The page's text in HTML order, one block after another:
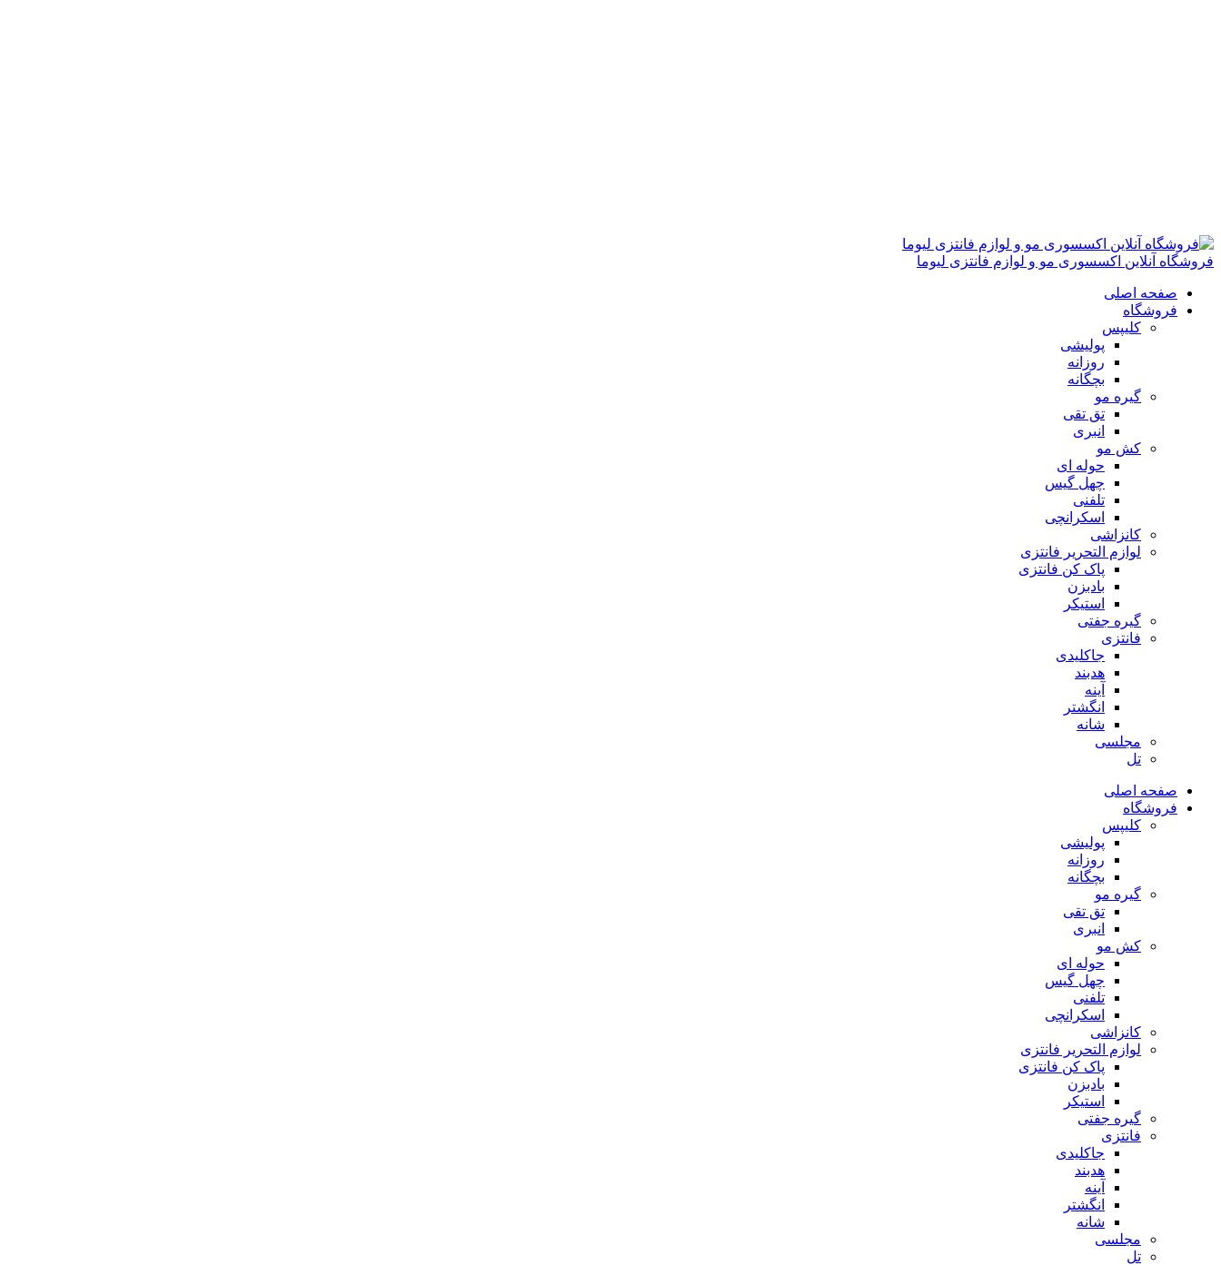
فروشگاه آنلاین اکسسوری مو و لوازم فانتزی لیوما
صفحه اصلی
فروشگاه
کلیپس
پولیشی
روزانه
بچگانه
گیره مو
تق تقی
انبری
کش مو
حوله ای
چهل گیس
تلفنی
اسکرانچی
کانزاشی
لوازم التحریر فانتزی
پاک کن فانتزی
بادبزن
استیکر
گیره جفتی
فانتزی
جاکلیدی
هدبند
آینه
انگشتر
شانه
مجلسی
تل
صفحه اصلی
فروشگاه
کلیپس
پولیشی
روزانه
بچگانه
گیره مو
تق تقی
انبری
کش مو
حوله ای
چهل گیس
تلفنی
اسکرانچی
کانزاشی
لوازم التحریر فانتزی
پاک کن فانتزی
بادبزن
استیکر
گیره جفتی
فانتزی
جاکلیدی
هدبند
آینه
انگشتر
شانه
مجلسی
تل